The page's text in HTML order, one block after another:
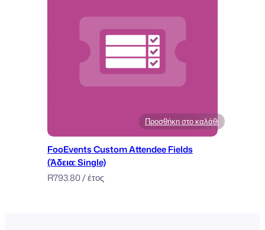
Προσθήκη στο καλάθι
FooEvents Custom Attendee Fields
(Άδεια: Single)
R793.80/ έτος